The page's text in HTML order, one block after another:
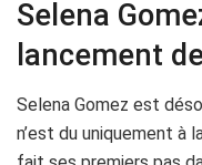
Selena
lancement
Selena Gomez est
n’est du uniquement à